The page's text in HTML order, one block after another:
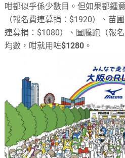
咁都似乎係少數目。但如果都鍾
（報名費連募捐：$1920）、苗
連募捐：$1080）、圖騰跑（報
均數，咁就用咗$1280 。